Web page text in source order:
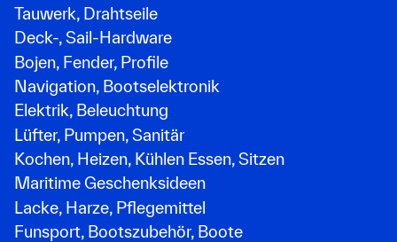
Tauwerk, Drahtseile
Deck-, Sail-Hardware
Bojen, Fender, Profile
Navigation, Bootselektronik
Elektrik, Beleuchtung
Lüfter, Pumpen, Sanitär
Kochen, Heizen, Kühlen Essen, Sitzen
Maritime Geschenksideen
Lacke, Harze, Pflegemittel
Funsport, Bootszubehör, Boote